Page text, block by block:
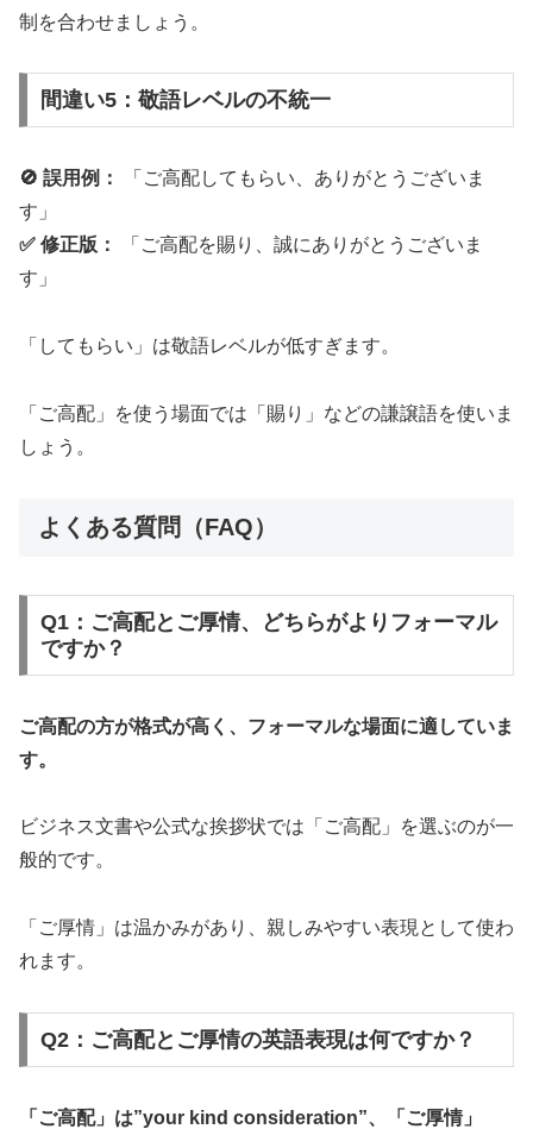
制を合わせましょう。
間違い5：敬語レベルの不統一
🚫 誤用例：
「ご高配してもらい、ありがとうございま
す」
✅ 修正版：
「ご高配を賜り、誠にありがとうございま
す」
「してもらい」は敬語レベルが低すぎます。
「ご高配」を使う場面では「賜り」などの謙譲語を使いま
しょう。
よくある質問（FAQ）
Q1：ご高配とご厚情、どちらがよりフォーマル
ですか？
ご高配の方が格式が高く、フォーマルな場面に適していま
す。
ビジネス文書や公式な挨拶状では「ご高配」を選ぶのが一
般的です。
「ご厚情」は温かみがあり、親しみやすい表現として使わ
れます。
Q2：ご高配とご厚情の英語表現は何ですか？
「ご高配」は”your kind consideration”、「ご厚情」